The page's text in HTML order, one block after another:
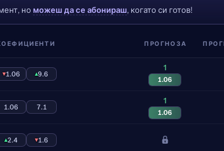
но можеш да се абонираш, когато си готов!
ПРОГНОЗА
▾1.06 ▴9.6
1
1.06
1.06 7.1
1
1.06
▴2.4 ▾1.6